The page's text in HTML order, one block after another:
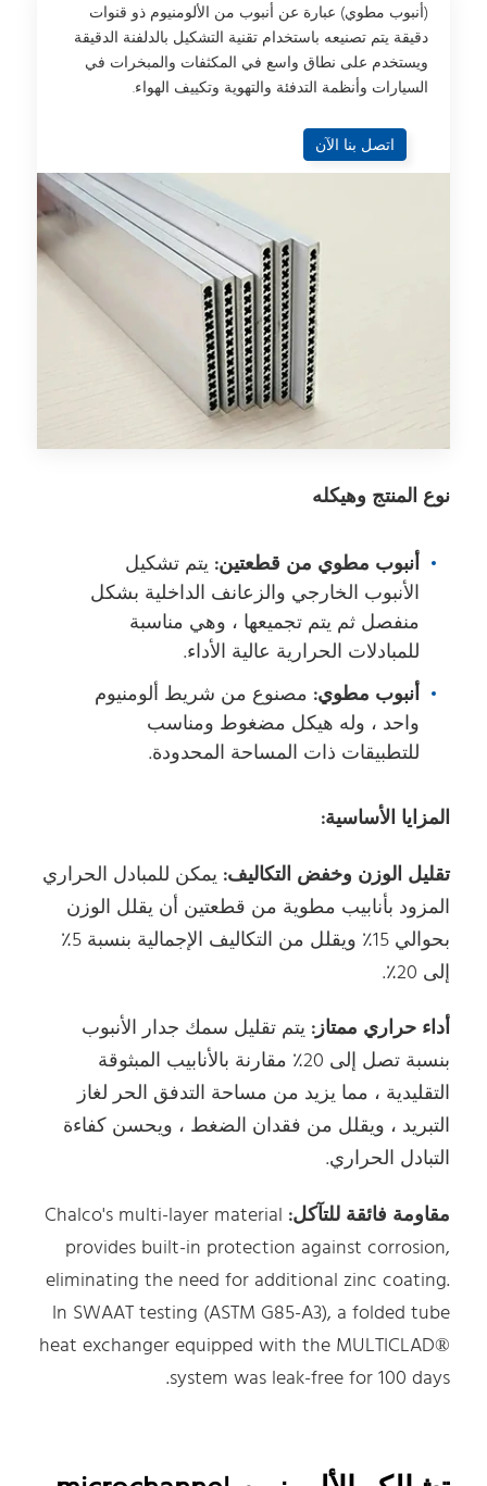
(أنبوب مطوي) عبارة عن أنبوب من الألومنيوم ذو قنوات
دقيقة يتم تصنيعه باستخدام تقنية التشكيل بالدلفنة الدقيقة
ويستخدم على نطاق واسع في المكثفات والمبخرات في
السيارات وأنظمة التدفئة والتهوية وتكييف الهواء.
اتصل بنا الآن
نوع المنتج وهيكله
أنبوب مطوي من قطعتين: يتم تشكيل
الأنبوب الخارجي والزعانف الداخلية بشكل
منفصل ثم يتم تجميعها ، وهي مناسبة
للمبادلات الحرارية عالية الأداء.
أنبوب مطوي: مصنوع من شريط ألومنيوم
واحد ، وله هيكل مضغوط ومناسب
للتطبيقات ذات المساحة المحدودة.
المزايا الأساسية:
تقليل الوزن وخفض التكاليف: يمكن للمبادل الحراري
المزود بأنابيب مطوية من قطعتين أن يقلل الوزن
بحوالي 15٪ ويقلل من التكاليف الإجمالية بنسبة 5٪
إلى 20٪.
أداء حراري ممتاز: يتم تقليل سمك جدار الأنبوب
بنسبة تصل إلى 20٪ مقارنة بالأنابيب المبثوقة
التقليدية ، مما يزيد من مساحة التدفق الحر لغاز
التبريد ، ويقلل من فقدان الضغط ، ويحسن كفاءة
التبادل الحراري.
مقاومة فائقة للتآكل: Chalco's multi-layer material
provides built-in protection against corrosion,
eliminating the need for additional zinc coating.
In SWAAT testing (ASTM G85-A3), a folded tube
heat exchanger equipped with the MULTICLAD®
system was leak-free for 100 days.